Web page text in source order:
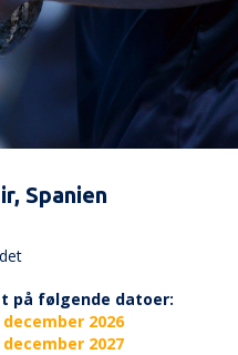
Spanien
på følgende datoer:
december 2026
december 2027